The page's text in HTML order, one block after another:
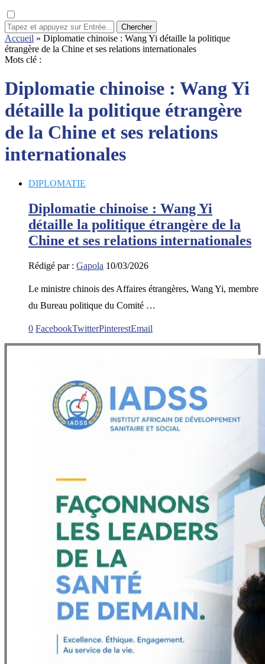
Chercher
Accueil » Diplomatie chinoise : Wang Yi détaille la politique
étrangère de la Chine et ses relations internationales
Mots clé :
Diplomatie chinoise : Wang Yi
détaille la politique étrangère
de la Chine et ses relations
internationales
DIPLOMATIE
Diplomatie chinoise : Wang Yi
détaille la politique étrangère de la
Chine et ses relations internationales
Rédigé par : Gapola 10/03/2026
Le ministre chinois des Affaires étrangères, Wang Yi, membre
du Bureau politique du Comité …
0 FacebookTwitterPinterestEmail